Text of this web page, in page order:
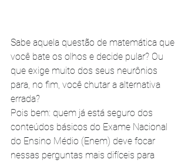
Sabe aquela questão de matemática que
você bate os olhos e decide pular? Ou
que exige muito dos seus neurônios
para, no fim, você chutar a alternativa
errada?
Pois bem: quem já está seguro dos
conteúdos básicos do Exame Nacional
do Ensino Médio (Enem) deve focar
nessas perguntas mais difíceis para